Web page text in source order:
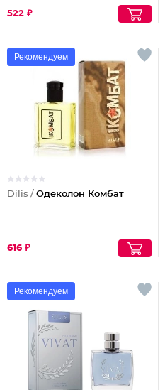
522 ₽
Рекомендуем
Dilis / Одеколон Комбат
616 ₽
Рекомендуем